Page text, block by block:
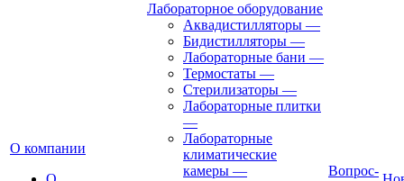
О компании
Лабораторное оборудование
Аквадистилляторы —
Бидистилляторы —
Лабораторные бани —
Термостаты —
Стерилизаторы —
Лабораторные плитки
—
Лабораторные
климатические
камеры —
Вопрос-